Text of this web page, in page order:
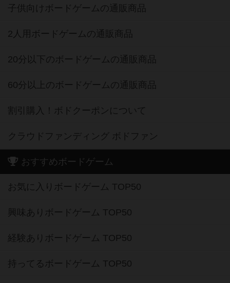
子供向けボードゲームの通販商品
2人用ボードゲームの通販商品
20分以下のボードゲームの通販商品
60分以上のボードゲームの通販商品
割引購入！ボドクーポンについて
クラウドファンディング ボドファン
おすすめボードゲーム
お気に入りボードゲーム TOP50
興味ありボードゲーム TOP50
経験ありボードゲーム TOP50
持ってるボードゲーム TOP50